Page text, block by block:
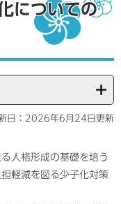
についての
日：2026年6月24日更新
人格形成の基礎を培う
軽減を図る少子化対策